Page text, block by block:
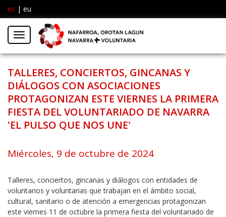
es | eu
Menú
TALLERES, CONCIERTOS, GINCANAS Y
DIÁLOGOS CON ASOCIACIONES
PROTAGONIZAN ESTE VIERNES LA PRIMERA
FIESTA DEL VOLUNTARIADO DE NAVARRA
'EL PULSO QUE NOS UNE'
Miércoles, 9 de octubre de 2024
Talleres, conciertos, gincanas y diálogos con entidades de
voluntarios y voluntarias que trabajan en el ámbito social,
cultural, sanitario o de atención a emergencias protagonizan
este viernes 11 de octubre la primera fiesta del voluntariado de